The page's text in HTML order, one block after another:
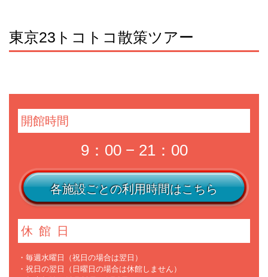
東京23トコトコ散策ツアー
開館時間
9：00 − 21：00
各施設ごとの利用時間はこちら
休館日
・毎週水曜日（祝日の場合は翌日）
・祝日の翌日（日曜日の場合は休館しません）